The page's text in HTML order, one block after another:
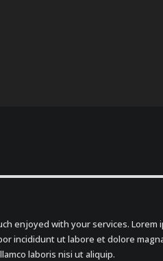
enjoyed with your services.
incididunt ut labore et dolore
laboris nisi ut aliquip.